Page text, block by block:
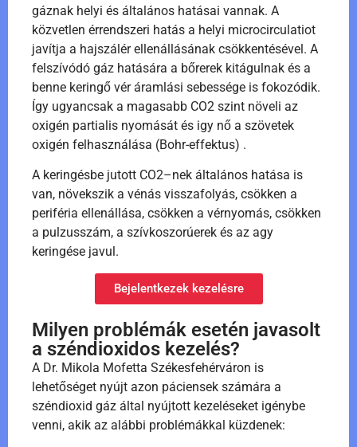
gáznak helyi és általános hatásai vannak. A
közvetlen érrendszeri hatás a helyi microcirculatiot
javítja a hajszálér ellenállásának csökkentésével. A
felszívódó gáz hatására a bőrerek kitágulnak és a
benne keringő vér áramlási sebessége is fokozódik.
Így ugyancsak a magasabb CO2 szint növeli az
oxigén partialis nyomását és igy nő a szövetek
oxigén felhasználása (Bohr-effektus) .
A keringésbe jutott CO2–nek általános hatása is
van, növekszik a vénás visszafolyás, csökken a
periféria ellenállása, csökken a vérnyomás, csökken
a pulzusszám, a szívkoszorúerek és az agy
keringése javul.
Bejelentkezek kezelésre
Milyen problémák esetén javasolt
a széndioxidos kezelés?
A Dr. Mikola Mofetta Székesfehérváron is
lehetőséget nyújt azon páciensek számára a
széndioxid gáz által nyújtott kezeléseket igénybe
venni, akik az alábbi problémákkal küzdenek: